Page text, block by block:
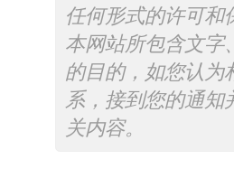
任何形式的许可和
本网站所包含文字
的目的，如您认为
系，接到您的通知
关内容。